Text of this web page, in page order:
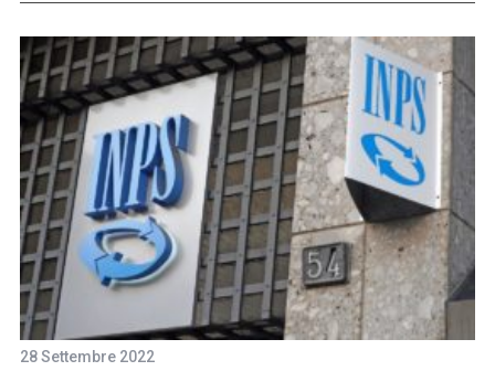
28 Settembre 2022